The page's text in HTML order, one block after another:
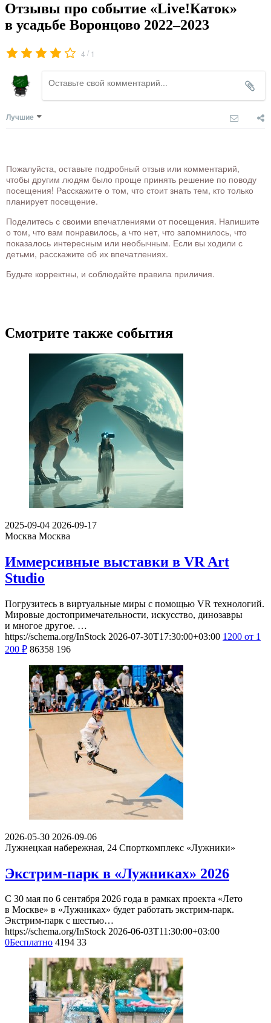
Отзывы про событие «Live!Каток»
в усадьбе Воронцово 2022–2023
4 / 1
Лучшие
Пожалуйста, оставьте подробный отзыв или комментарий,
чтобы другим людям было проще принять решение по поводу
посещения! Расскажите о том, что стоит знать тем, кто только
планирует посещение.
Поделитесь с своими впечатлениями от посещения. Напишите
о том, что вам понравилось, а что нет, что запомнилось, что
показалось интересным или необычным. Если вы ходили с
детьми, расскажите об их впечатлениях.
Будьте корректны, и соблюдайте правила приличия.
Смотрите также события
2025-09-04 2026-09-17
Москва Москва
Иммерсивные выставки в VR Art
Studio
Погрузитесь в виртуальные миры с помощью VR технологий.
Мировые достопримечательности, искусство, динозавры
и многое другое. …
https://schema.org/InStock 2026-07-30T17:30:00+03:00 1200 от 1
200 ₽ 86358 196
2026-05-30 2026-09-06
Лужнецкая набережная, 24 Спорткомплекс «Лужники»
Экстрим-парк в «Лужниках» 2026
С 30 мая по 6 сентября 2026 года в рамках проекта «Лето
в Москве» в «Лужниках» будет работать экстрим-парк.
Экстрим-парк с шестью…
https://schema.org/InStock 2026-06-03T11:30:00+03:00
0Бесплатно 4194 33